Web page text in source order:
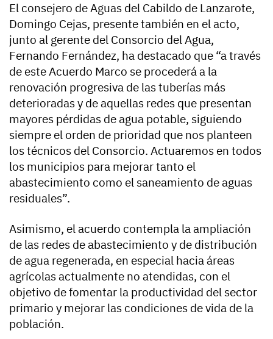
El consejero de Aguas del Cabildo de Lanzarote,
Domingo Cejas, presente también en el acto,
junto al gerente del Consorcio del Agua,
Fernando Fernández, ha destacado que “a través
de este Acuerdo Marco se procederá a la
renovación progresiva de las tuberías más
deterioradas y de aquellas redes que presentan
mayores pérdidas de agua potable, siguiendo
siempre el orden de prioridad que nos planteen
los técnicos del Consorcio. Actuaremos en todos
los municipios para mejorar tanto el
abastecimiento como el saneamiento de aguas
residuales”.
Asimismo, el acuerdo contempla la ampliación
de las redes de abastecimiento y de distribución
de agua regenerada, en especial hacia áreas
agrícolas actualmente no atendidas, con el
objetivo de fomentar la productividad del sector
primario y mejorar las condiciones de vida de la
población.